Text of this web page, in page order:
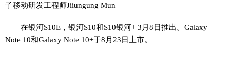
子移动研发工程师Jiiungung Mun
在银河S10E，银河S10和S10银河+ 3月8日推出。Galaxy
Note 10和Galaxy Note 10+于8月23日上市。